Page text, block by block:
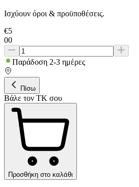
Ισχύουν όροι & προϋποθέσεις.
€5
00
Παράδοση 2-3 ημέρες
Πίσω
Βάλε τον ΤΚ σου
Προσθήκη στο καλάθι